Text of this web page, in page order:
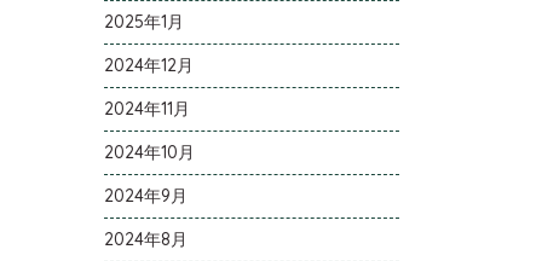
2025年1月
2024年12月
2024年11月
2024年10月
2024年9月
2024年8月